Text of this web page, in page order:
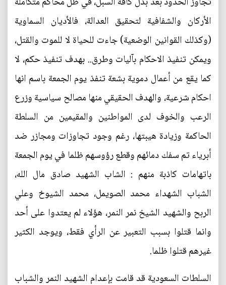
الأركان والشفافية لتحقيق العدالة، فالأديان السماوية
(وكذلك القوانين الوضعية) جاءت للحياة لا للموت والقتل،
ويمكن تنفيذ الاحكام بآليات وطرق.. بهدف تنفيذ حكم، لا
كما يقع من أعمال دموية بشعة تنفذ يوم الجمعة باسم انها
احكام شرعية، والهدف الحقيقي منها مصالح سياسية وزرع
الرعب والخوف لدى المواطنين والمقيمين من السلطة
الحاكمة وزيادة هيبتها، رغم وجود تجاوزات ومجازر ضد
أبرياء تم سفك دمائهم وقطع رؤوسهم ظلما في يوم الجمعة
باتهامات كاذبة منهم : الشاب الشهيد صادق مال الله،
الشباب الشهداء محمد الصويمل، محمد الشيوخ وعلي
الربح والشهيد الشيخ نمر النمر، هؤلاء لم يعتدوا على أحد
وانما قتلوا بسبب التعبير عن الرأي فقط، ويوجد الكثير
غيرهم قتلوا ظلما.
السلطات السعودية قد قامت بإعدام الشهيد النمر والشباب